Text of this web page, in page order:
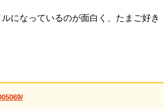
になっているのが面白く、たまご好き